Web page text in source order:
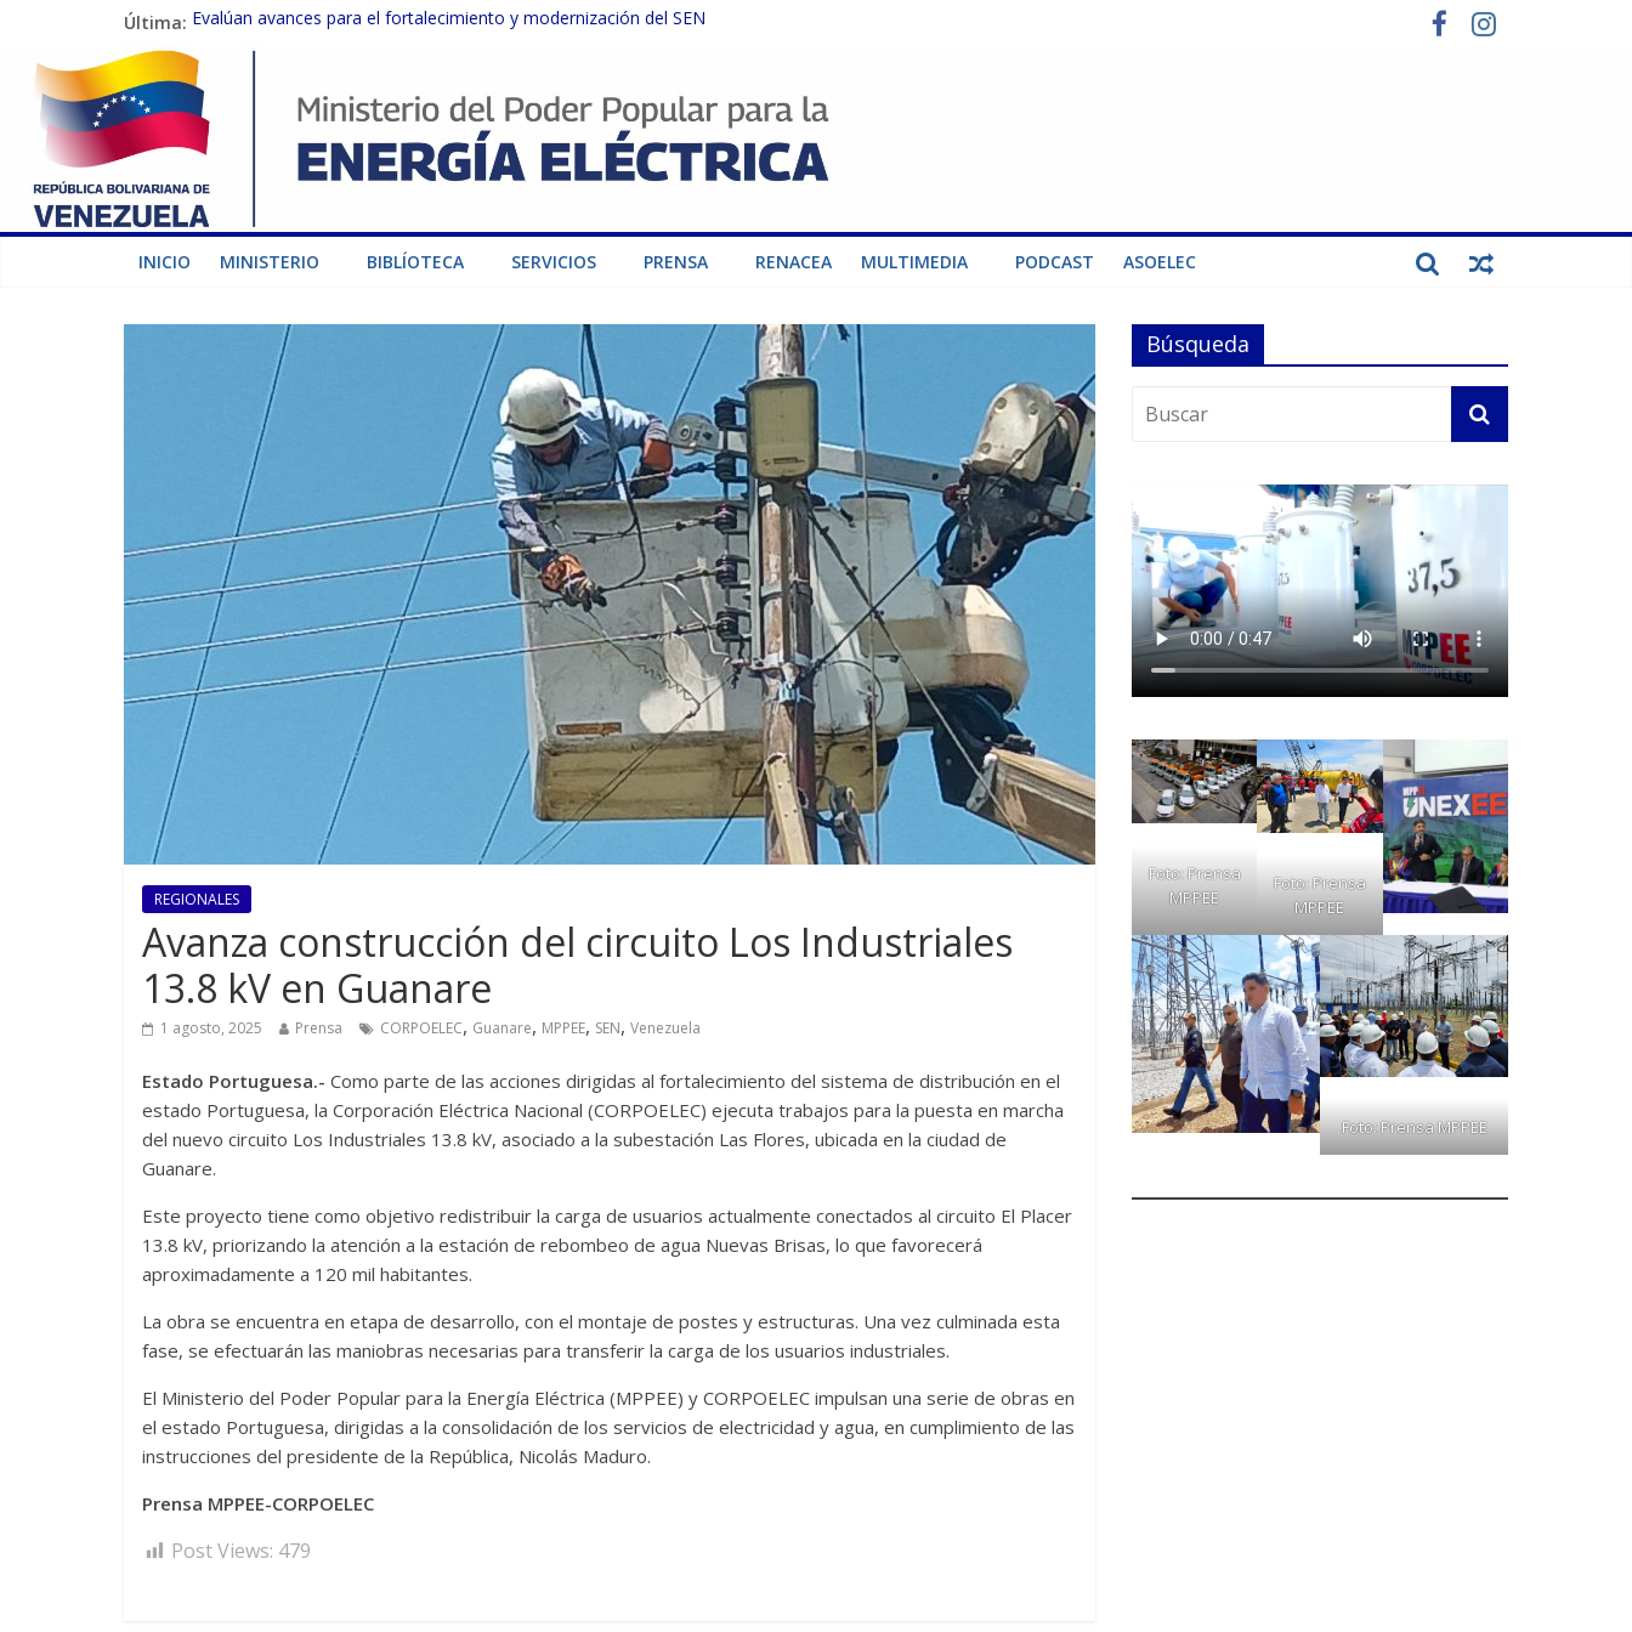
Última: Evalúan avances para el fortalecimiento y modernización del SEN
Inspeccionan trabajos de rehabilitación en instalaciones del SEN en Carabobo
Gobierno Nacional activa plan preventivo para fortalecer el SEN ante el fenómeno de El Niño
Termocarabobo recupera el 50% de su capacidad de generación para fortalecer el SEN
Condecoran a trabajadores del sector eléctrico por su heroica labor tras el doble sismo del 24-J
INICIO MINISTERIO BIBLÍOTECA SERVICIOS PRENSA RENACEA MULTIMEDIA PODCAST ASOELEC
REGIONALES
Avanza construcción del circuito Los Industriales
13.8 kV en Guanare
1 agosto, 2025 Prensa CORPOELEC, Guanare, MPPEE, SEN, Venezuela
Estado Portuguesa.- Como parte de las acciones dirigidas al fortalecimiento del sistema de distribución en el
estado Portuguesa, la Corporación Eléctrica Nacional (CORPOELEC) ejecuta trabajos para la puesta en marcha
del nuevo circuito Los Industriales 13.8 kV, asociado a la subestación Las Flores, ubicada en la ciudad de
Guanare.
Este proyecto tiene como objetivo redistribuir la carga de usuarios actualmente conectados al circuito El Placer
13.8 kV, priorizando la atención a la estación de rebombeo de agua Nuevas Brisas, lo que favorecerá
aproximadamente a 120 mil habitantes.
La obra se encuentra en etapa de desarrollo, con el montaje de postes y estructuras. Una vez culminada esta
fase, se efectuarán las maniobras necesarias para transferir la carga de los usuarios industriales.
El Ministerio del Poder Popular para la Energía Eléctrica (MPPEE) y CORPOELEC impulsan una serie de obras en
el estado Portuguesa, dirigidas a la consolidación de los servicios de electricidad y agua, en cumplimiento de las
instrucciones del presidente de la República, Nicolás Maduro.
Prensa MPPEE-CORPOELEC
Post Views: 479
Búsqueda
Foto: Prensa
MPPEE
Foto: Prensa
MPPEE
Foto: Prensa MPPEE